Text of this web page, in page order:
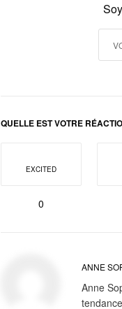
QUELLE EST VOTRE
EXCITED
0
ANNE
Anne